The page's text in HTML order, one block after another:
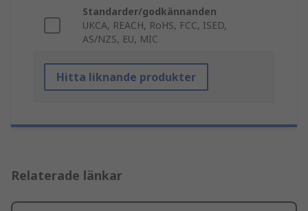
Standarder/godkännanden
UKCA, REACH, RoHS, FCC, ISED,
AS/NZS, EU, MIC
Hitta liknande produkter
Relaterade länkar